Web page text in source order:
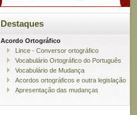
Destaques
Acordo Ortográfico
Lince - Conversor ortográfico
Vocabulário Ortográfico do Português
Vocabulário de Mudança
Acordos ortográficos e outra legislação
Apresentação das mudanças